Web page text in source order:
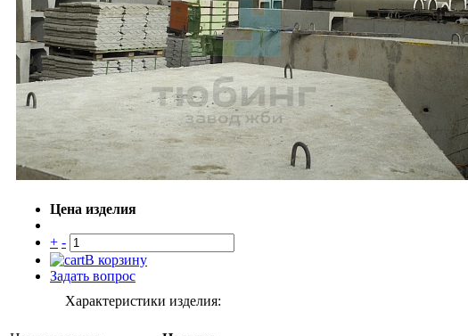
Цена изделия
+ -
В корзину
Задать вопрос
Характеристики изделия: